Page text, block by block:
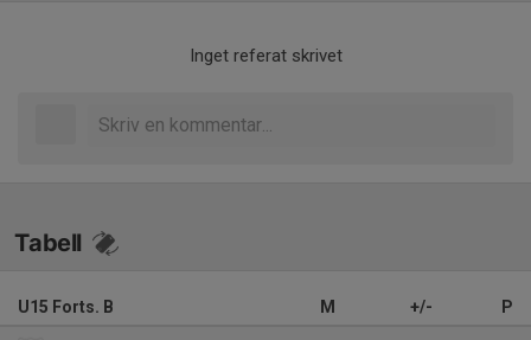
Inget referat skrivet
Tabell
U15 Forts. B M +/- P